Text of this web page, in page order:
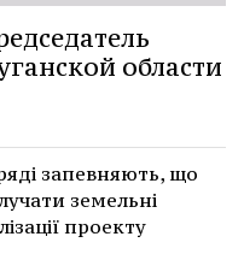
области
запевняють, що
земельні
проекту